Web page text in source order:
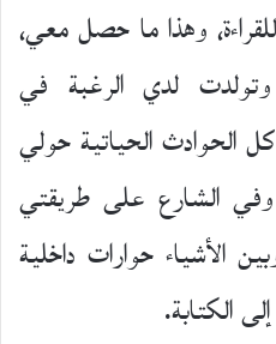
وهذا ما حصل معي،
وتولدت لدي الرغبة في
الحوادث الحياتية حولي
الشارع على طريقتي
الأشياء حوارات داخلية
الكتابة.